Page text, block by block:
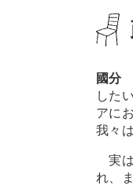
國分
した
アに
我々
実は
れ、